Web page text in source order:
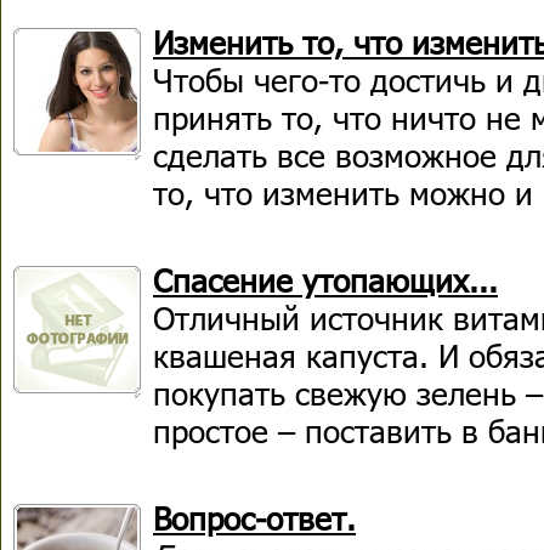
Изменить то, что
Чтобы чего-то достичь и
принять то, что ничто не
сделать все возможное
то, что изменить можно
Спасение утопающих...
Отличный источник
квашеная капуста. И
покупать свежую зелень
простое – поставить в
Вопрос-ответ.